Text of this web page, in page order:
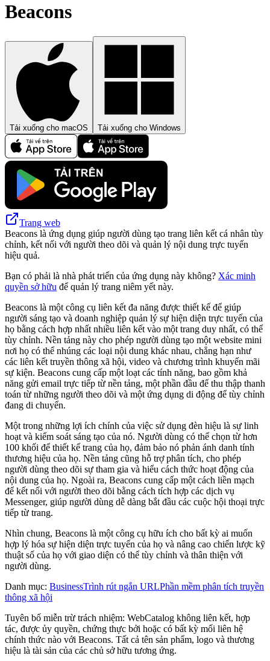
Beacons
Tải xuống cho macOS Tải xuống cho Windows
Trang web
Beacons là ứng dụng giúp người dùng tạo trang liên kết cá nhân tùy
chỉnh, kết nối với người theo dõi và quản lý nội dung trực tuyến
hiệu quả.
Bạn có phải là nhà phát triển của ứng dụng này không? Xác minh
quyền sở hữu để quản lý trang niêm yết này.
Beacons là một công cụ liên kết đa năng được thiết kế để giúp
người sáng tạo và doanh nghiệp quản lý sự hiện diện trực tuyến của
họ bằng cách hợp nhất nhiều liên kết vào một trang duy nhất, có thể
tùy chỉnh. Nền tảng này cho phép người dùng tạo một website mini
nơi họ có thể nhúng các loại nội dung khác nhau, chẳng hạn như
các liên kết truyền thông xã hội, video và chương trình khuyến mãi
sự kiện. Beacons cung cấp một loạt các tính năng, bao gồm khả
năng gửi email trực tiếp từ nền tảng, một phần đầu để thu thập thanh
toán từ những người theo dõi và một ứng dụng di động để tùy chỉnh
đang di chuyển.
Một trong những lợi ích chính của việc sử dụng đèn hiệu là sự linh
hoạt và kiểm soát sáng tạo của nó. Người dùng có thể chọn từ hơn
100 khối để thiết kế trang của họ, đảm bảo nó phản ánh danh tính
thương hiệu của họ. Nền tảng cũng hỗ trợ phân tích, cho phép
người dùng theo dõi sự tham gia và hiểu cách thức hoạt động của
nội dung của họ. Ngoài ra, Beacons cung cấp một cách liền mạch
để kết nối với người theo dõi bằng cách tích hợp các dịch vụ
Messenger, giúp người dùng dễ dàng bắt đầu các cuộc hội thoại trực
tiếp từ trang.
Nhìn chung, Beacons là một công cụ hữu ích cho bất kỳ ai muốn
hợp lý hóa sự hiện diện trực tuyến của họ và nâng cao chiến lược kỹ
thuật số của họ với giao diện có thể tùy chỉnh và thân thiện với
người dùng.
Danh mục: BusinessTrình rút ngắn URLPhần mềm phân tích truyền
thông xã hội
Tuyên bố miễn trừ trách nhiệm: WebCatalog không liên kết, hợp
tác, được ủy quyền, chứng thực bởi hoặc có bất kỳ mối liên hệ
chính thức nào với Beacons. Tất cả tên sản phẩm, logo và thương
hiệu là tài sản của các chủ sở hữu tương ứng.